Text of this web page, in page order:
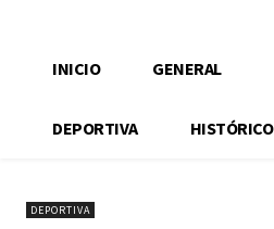
INICIO GENERAL
DEPORTIVA HISTÓRICO
DEPORTIVA